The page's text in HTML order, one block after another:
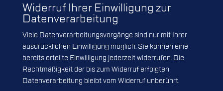
Widerruf Ihrer Einwilligung zur
Datenverarbeitung
Viele Datenverarbeitungsvorgänge sind nur mit Ihrer
ausdrücklichen Einwilligung möglich. Sie können eine
bereits erteilte Einwilligung jederzeit widerrufen. Die
Rechtmäßigkeit der bis zum Widerruf erfolgten
Datenverarbeitung bleibt vom Widerruf unberührt.